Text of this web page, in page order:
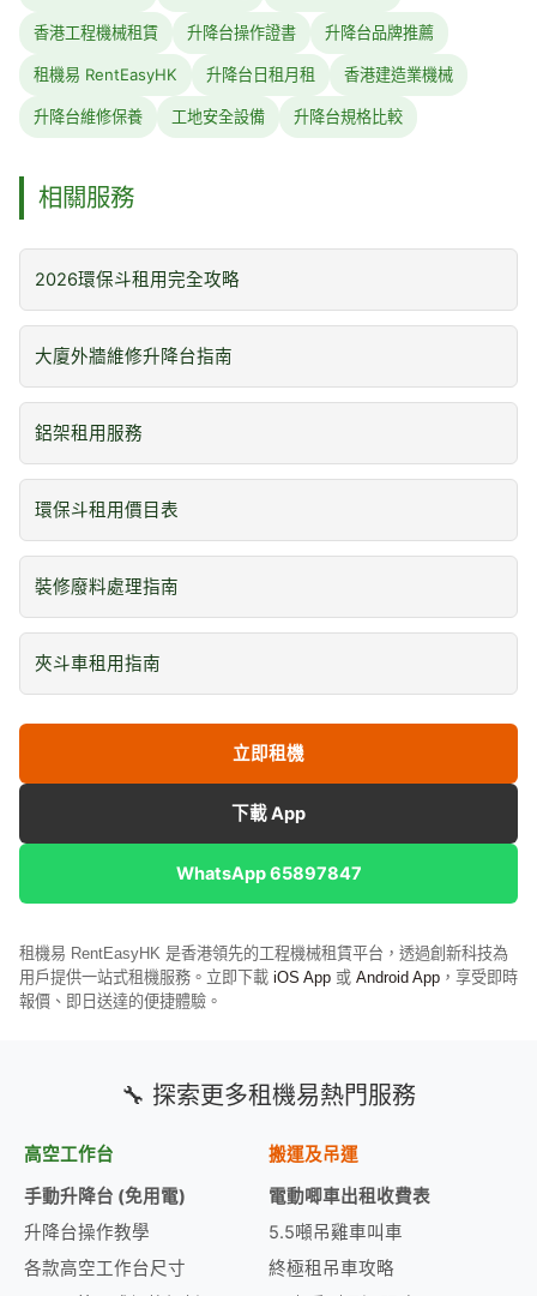
香港工程機械租賃 升降台操作證書 升降台品牌推薦
租機易 RentEasyHK 升降台日租月租 香港建造業機械
升降台維修保養 工地安全設備 升降台規格比較
相關服務
2026環保斗租用完全攻略
大廈外牆維修升降台指南
鋁架租用服務
環保斗租用價目表
裝修廢料處理指南
夾斗車租用指南
立即租機
下載 App
WhatsApp 65897847
租機易 RentEasyHK 是香港領先的工程機械租賃平台，透過創新科技為
用戶提供一站式租機服務。立即下載 iOS App 或 Android App ，享受即時
報價、即日送達的便捷體驗。
🔧 探索更多租機易熱門服務
高空工作台
手動升降台 (免用電)
升降台操作教學
各款高空工作台尺寸
搬運及吊運
電動唧車出租收費表
5.5噸吊雞車叫車
終極租吊車攻略